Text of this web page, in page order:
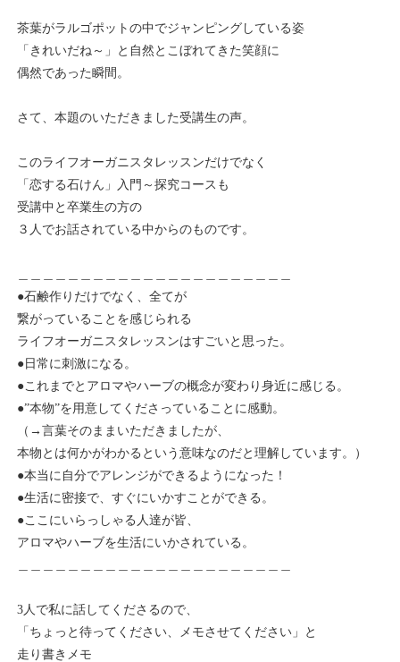
茶葉がラルゴポットの中でジャンピングしている姿
「きれいだね～」と自然とこぼれてきた笑顔に
偶然であった瞬間。
さて、本題のいただきました受講生の声。
このライフオーガニスタレッスンだけでなく
「恋する石けん」入門～探究コースも
受講中と卒業生の方の
３人でお話されている中からのものです。
●石鹸作りだけでなく、全てが
繋がっていることを感じられる
ライフオーガニスタレッスンはすごいと思った。
●日常に刺激になる。
●これまでとアロマやハーブの概念が変わり身近に感じる。
●”本物”を用意してくださっていることに感動。
（→言葉そのままいただきましたが、
本物とは何かがわかるという意味なのだと理解しています。）
●本当に自分でアレンジができるようになった！
●生活に密接で、すぐにいかすことができる。
●ここにいらっしゃる人達が皆、
アロマやハーブを生活にいかされている。
3人で私に話してくださるので、
「ちょっと待ってください、メモさせてください」と
走り書きメモ